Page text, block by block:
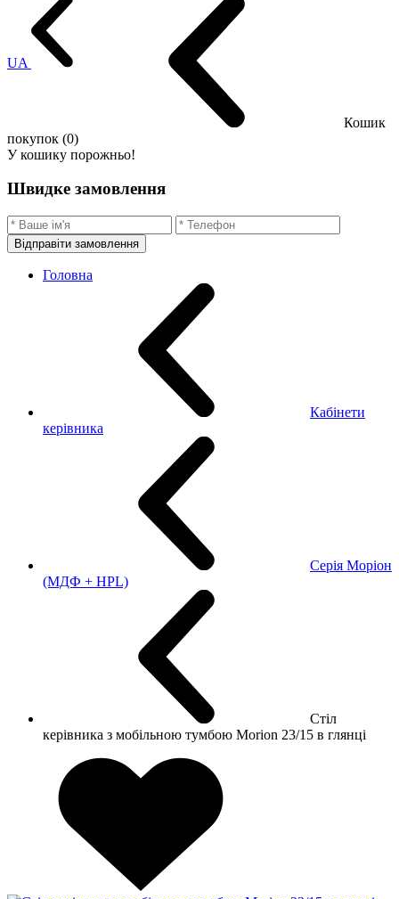
UA
Кошик
покупок (0)
У кошику порожньо!
Швидке замовлення
Відправіти замовлення
Головна
Кабінети
керівника
Серія Моріон
(МДФ + HPL)
Стіл
керівника з мобільною тумбою Morion 23/15 в глянці